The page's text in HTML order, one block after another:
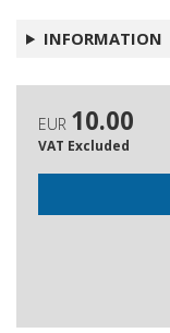
Notiziario
INFORMATION
EUR 10.00
VAT Excluded